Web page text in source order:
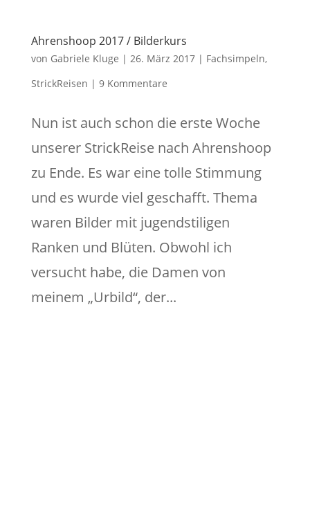
Ahrenshoop 2017 / Bilderkurs
von Gabriele Kluge | 26. März 2017| Fachsimpeln,
StrickReisen | 9 Kommentare
Nun ist auch schon die erste Woche
unserer StrickReise nach Ahrenshoop
zu Ende. Es war eine tolle Stimmung
und es wurde viel geschafft. Thema
waren Bilder mit jugendstiligen
Ranken und Blüten. Obwohl ich
versucht habe, die Damen von
meinem „Urbild“, der...